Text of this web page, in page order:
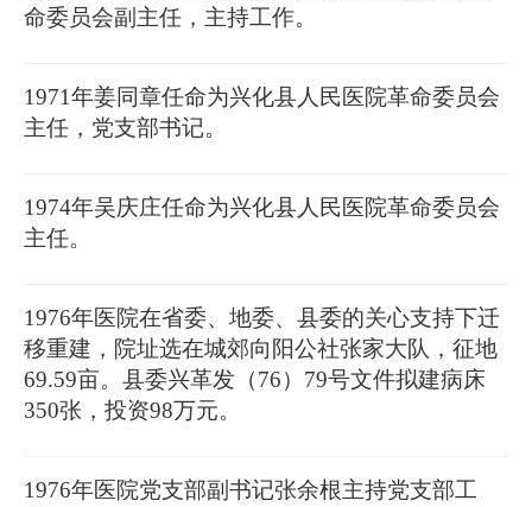
命委员会副主任，主持工作。
1971年姜同章任命为兴化县人民医院革命委员会
主任，党支部书记。
1974年吴庆庄任命为兴化县人民医院革命委员会
主任。
1976年医院在省委、地委、县委的关心支持下迁
移重建，院址选在城郊向阳公社张家大队，征地
69.59亩。县委兴革发（76）79号文件拟建病床
350张，投资98万元。
1976年医院党支部副书记张余根主持党支部工